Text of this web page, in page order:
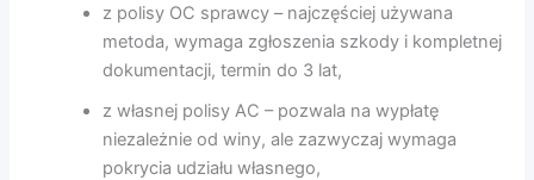
z polisy OC sprawcy – najczęściej używana
metoda, wymaga zgłoszenia szkody i kompletnej
dokumentacji, termin do 3 lat,
z własnej polisy AC – pozwala na wypłatę
niezależnie od winy, ale zazwyczaj wymaga
pokrycia udziału własnego,